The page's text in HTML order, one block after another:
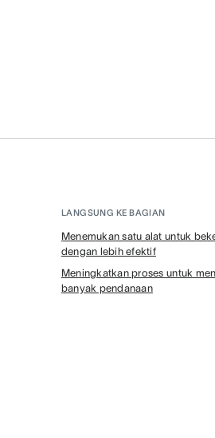
LANGSUNG KE BAGIAN
Menemukan satu alat untuk
dengan lebih efektif
Meningkatkan proses untuk
banyak pendanaan